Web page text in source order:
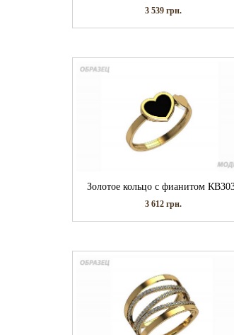
3 539грн.
Золотое кольцо с фианитом
3 612грн.